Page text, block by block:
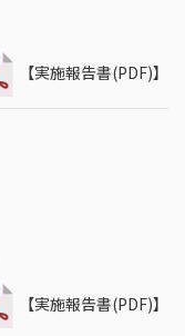
【実施報告書(PDF)】
【実施報告書(PDF)】